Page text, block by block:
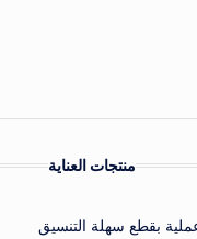
منتجات العناية
بقطع سهلة التنسيق